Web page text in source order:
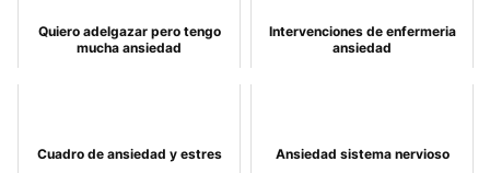
Quiero adelgazar pero tengo
mucha ansiedad
Intervenciones de enfermeria
ansiedad
Cuadro de ansiedad y estres Ansiedad sistema nervioso